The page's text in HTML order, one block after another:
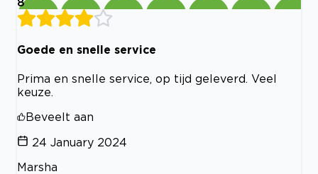
Goede en snelle service
Prima en snelle service, op tijd geleverd. Veel
keuze.
Beveelt aan
24 January 2024
Marsha